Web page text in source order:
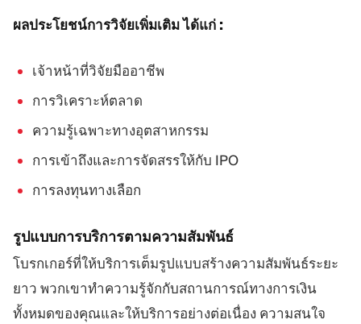
ผลประโยชน์การวิจัยเพิ่มเติม ได้แก่ :
เจ้าหน้าที่วิจัยมืออาชีพ
การวิเคราะห์ตลาด
ความรู้เฉพาะทางอุตสาหกรรม
การเข้าถึงและการจัดสรรให้กับ IPO
การลงทุนทางเลือก
รูปแบบการบริการตามความสัมพันธ์
โบรกเกอร์ที่ให้บริการเต็มรูปแบบสร้างความสัมพันธ์ระยะ
ยาว พวกเขาทำความรู้จักกับสถานการณ์ทางการเงิน
ทั้งหมดของคุณและให้บริการอย่างต่อเนื่อง ความสนใจ